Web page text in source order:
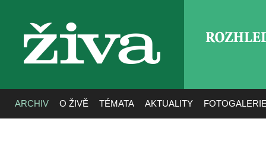
živa
ARCHIV O ŽIVĚ TÉMATA AKTUALITY